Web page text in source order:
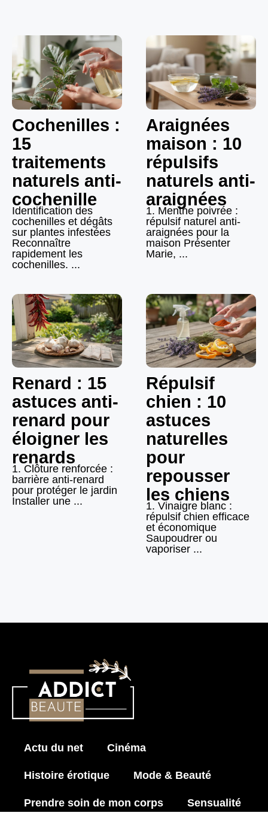
Cochenilles :
15
traitements
naturels anti-
cochenille
Identification des
cochenilles et dégâts
sur plantes infestées
Reconnaître
rapidement les
cochenilles. ...
Araignées
maison : 10
répulsifs
naturels anti-
araignées
1. Menthe poivrée :
répulsif naturel anti-
araignées pour la
maison Présenter
Marie, ...
Renard : 15
astuces anti-
renard pour
éloigner les
renards
1. Clôture renforcée :
barrière anti-renard
pour protéger le jardin
Installer une ...
Répulsif
chien : 10
astuces
naturelles
pour
repousser
les chiens
1. Vinaigre blanc :
répulsif chien efficace
et économique
Saupoudrer ou
vaporiser ...
Actu du net Cinéma
Histoire érotique Mode & Beauté
Prendre soin de mon corps Sensualité